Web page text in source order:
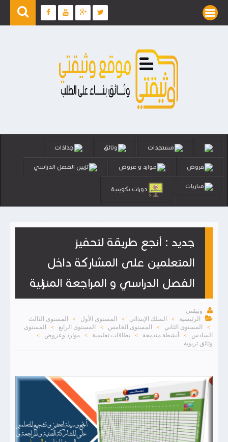
مستجدات وثائق جذاذات
فروض موارد و عروض تزيين الفصل الدراسي
مباريات دورات تكوينية
جديد : أنجع طريقة لتحفيز
المتعلمين على المشاركة داخل
الفصل الدراسي و المراجعة المنزلية

وثيقتي

الرئيسية > السلك الإبتدائي > المستوى الأول > المستوى الثالث
> المستوى الثاني > المستوى الخامس > المستوى الرابع >
المستوى
السادس
> أنشطة مندمجة > بطاقات تعليمية > موارد وعروض >
وثائق تربوية